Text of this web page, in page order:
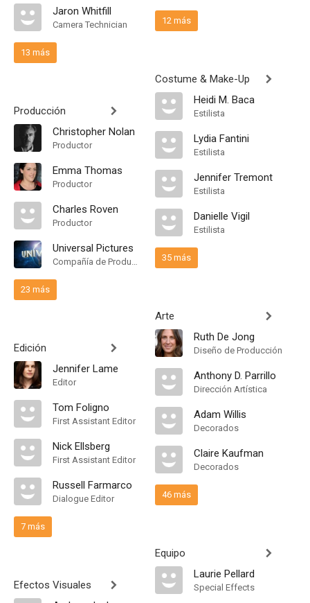
Jaron Whitfill
Camera Technician
13 más
Producción
Christopher Nolan
Productor
Emma Thomas
Productor
Charles Roven
Productor
Universal Pictures
Compañía de Produccion
23 más
Edición
Jennifer Lame
Editor
Tom Foligno
First Assistant Editor
Nick Ellsberg
First Assistant Editor
Russell Farmarco
Dialogue Editor
7 más
Efectos Visuales
12 más
Costume & Make-Up
Heidi M. Baca
Estilista
Lydia Fantini
Estilista
Jennifer Tremont
Estilista
Danielle Vigil
Estilista
35 más
Arte
Ruth De Jong
Diseño de Producción
Anthony D. Parrillo
Dirección Artística
Adam Willis
Decorados
Claire Kaufman
Decorados
46 más
Equipo
Laurie Pellard
Special Effects